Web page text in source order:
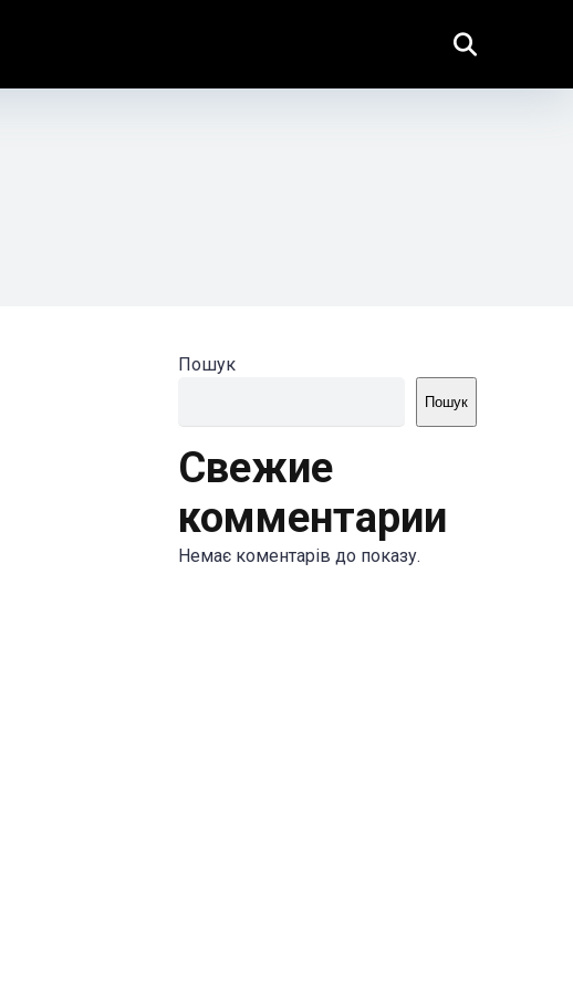
Пошук
Пошук
Свежие
комментарии
Немає коментарів до показу.